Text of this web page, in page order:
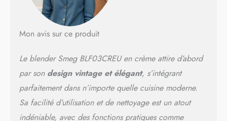
lame, le moteur avec
PERFORMANCE ET STYLE :
Avec son mélange de
technologie et de style
légèrement rétro, le blender
Smeg rend chaque instant
en cuisine plus spécial
Mon avis sur ce produit
Le blender Smeg BLF03CREU en crème attire d’abord
par son design vintage et élégant, s’intégrant
parfaitement dans n’importe quelle cuisine moderne.
Sa facilité d’utilisation et de nettoyage est un atout
indéniable, avec des fonctions pratiques comme